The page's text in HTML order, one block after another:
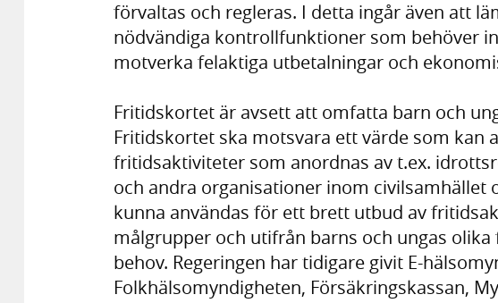
förvaltas och regleras. I detta ingår även att
nödvändiga kontrollfunktioner som behöver
motverka felaktiga utbetalningar och
Fritidskortet är avsett att omfatta barn och
Fritidskortet ska motsvara ett värde som kan
fritidsaktiviteter som anordnas av t.ex.
och andra organisationer inom
kunna användas för ett brett utbud av
målgrupper och utifrån barns och ungas
behov. Regeringen har tidigare givit E-
Folkhälsomyndigheten, Försäkringskassan,